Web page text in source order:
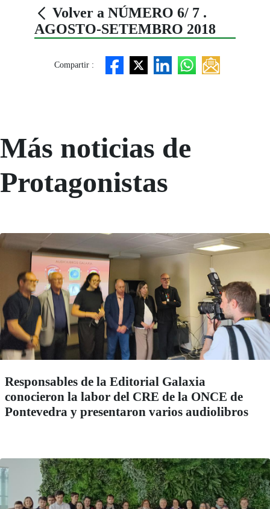
Volver a NÚMERO 6/ 7 .
AGOSTO-SETEMBRO 2018
Compartir :
Más noticias de
Protagonistas
Responsables de la Editorial Galaxia
conocieron la labor del CRE de la ONCE de
Pontevedra y presentaron varios audiolibros